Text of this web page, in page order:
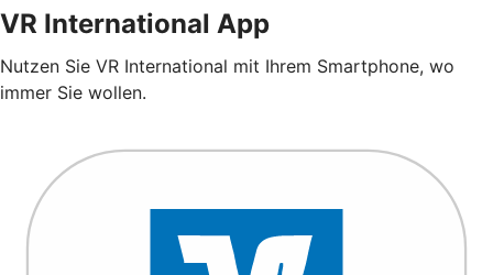
VR International App
Nutzen Sie VR International mit Ihrem Smartphone, wo
immer Sie wollen.